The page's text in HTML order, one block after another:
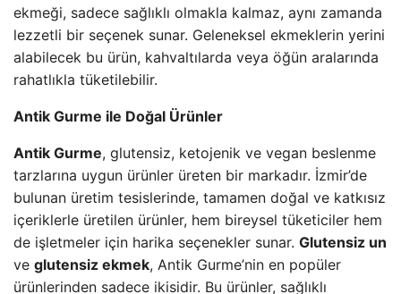
ekmeği, sadece sağlıklı olmakla kalmaz, aynı zamanda
lezzetli bir seçenek sunar. Geleneksel ekmeklerin yerini
alabilecek bu ürün, kahvaltılarda veya öğün aralarında
rahatlıkla tüketilebilir.
Antik Gurme ile Doğal Ürünler
Antik Gurme, glutensiz, ketojenik ve vegan beslenme
tarzlarına uygun ürünler üreten bir markadır. İzmir’de
bulunan üretim tesislerinde, tamamen doğal ve katkısız
içeriklerle üretilen ürünler, hem bireysel tüketiciler hem
de işletmeler için harika seçenekler sunar. Glutensiz un
ve glutensiz ekmek, Antik Gurme’nin en popüler
ürünlerinden sadece ikisidir. Bu ürünler, sağlıklı